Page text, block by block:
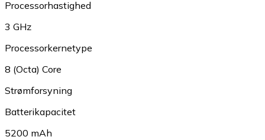
Processorhastighed
3 GHz
Processorkernetype
8 (Octa) Core
Strømforsyning
Batterikapacitet
5200 mAh